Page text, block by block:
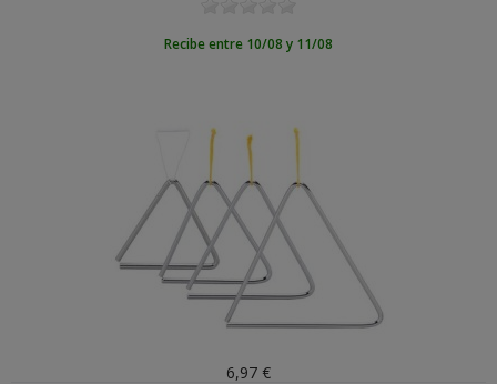
Recibe entre 10/08 y 11/08
6,97 €